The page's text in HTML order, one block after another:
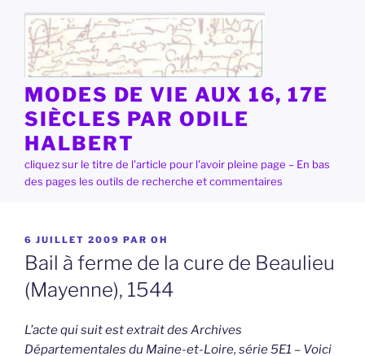
contenu
principal
MODES DE VIE AUX 16, 17E
SIÈCLES PAR ODILE
HALBERT
cliquez sur le titre de l'article pour l'avoir pleine page – En bas
des pages les outils de recherche et commentaires
PUBLIÉ
LE
6 JUILLET 2009 PAR OH
Bail à ferme de la cure de Beaulieu
(Mayenne), 1544
L’acte qui suit est extrait des Archives
Départementales du Maine-et-Loire, série 5E1 – Voici